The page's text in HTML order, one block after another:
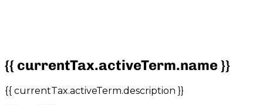
{{ currentTax.activeTerm.name }}
{{ currentTax.activeTerm.description }}